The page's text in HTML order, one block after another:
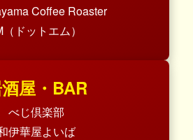
Coffee Roaster
（ドットエム）
屋・BAR
べじ倶楽部
伊華屋よいば